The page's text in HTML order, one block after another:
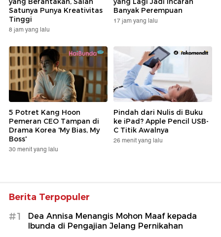
Satunya Punya Kreativitas
Tinggi
8 jam yang lalu
Banyak Perempuan
17 jam yang lalu
5 Potret Kang Hoon
Pemeran CEO Tampan di
Drama Korea 'My Bias, My
Boss'
30 menit yang lalu
Pindah dari Nulis di Buku
ke iPad? Apple Pencil USB-
C Titik Awalnya
26 menit yang lalu
Berita Terpopuler
#1
Dea Annisa Menangis Mohon Maaf kepada
Ibunda di Pengajian Jelang Pernikahan